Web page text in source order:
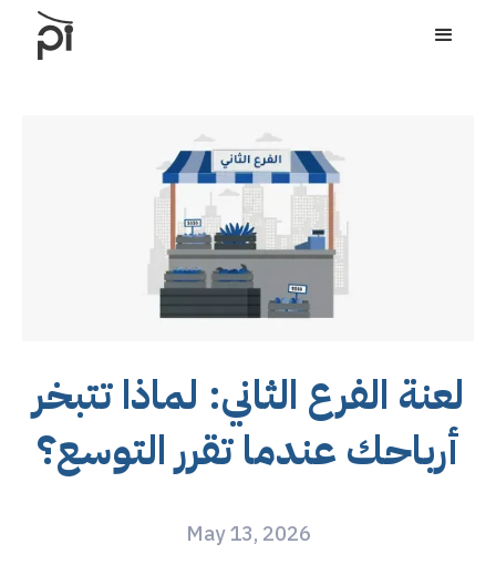
لعنة الفرع الثاني: لماذا تتبخر
أرباحك عندما تقرر التوسع؟
May 13, 2026